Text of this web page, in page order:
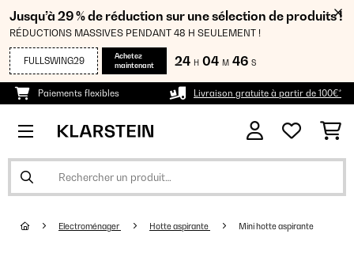
Jusqu’à 29 % de réduction sur une sélection de produits !
RÉDUCTIONS MASSIVES PENDANT 48 H SEULEMENT !
FULLSWING29
Achetez
maintenant
24 H 04 M 45 S
Paiements flexibles Livraison gratuite à partir de 100€*
Electroménager Hotte aspirante Mini hotte aspirante